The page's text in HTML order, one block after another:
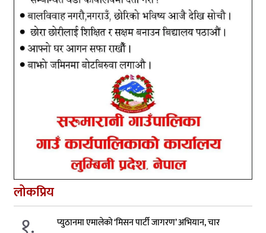
लोकप्रिय
प्युठानमा एमालेको ‘मिसन पार्टी जागरण’ अभियान, चार